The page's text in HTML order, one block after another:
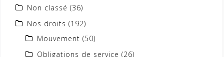
Non classé (36)
Nos droits (192)
Mouvement (50)
Obligations de service (26)